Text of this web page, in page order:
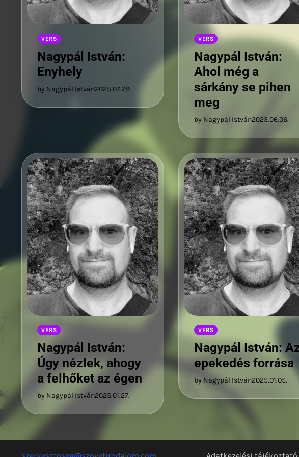
VERS
Nagypál István:
Enyhely
by Nagypál István2025.07.29.
VERS
Nagypál István:
Ahol még a
sárkány se pihen
meg
by Nagypál István2025.06.06.
VERS
Nagypál István:
Úgy nézlek, ahogy
a felhőket az égen
by Nagypál István2025.01.27.
VERS
Nagypál István:
epekedés forrása
by Nagypál István2025.01.05.